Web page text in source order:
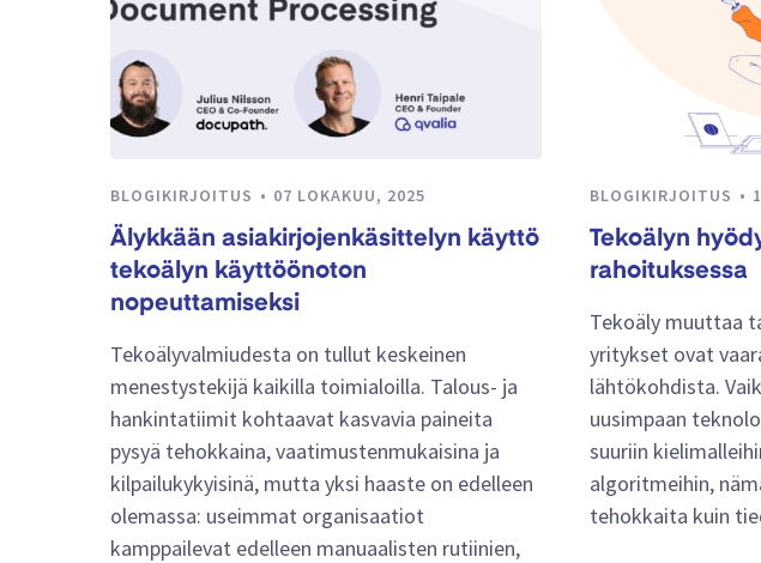
BLOGIKIRJOITUS 07 LOKAKUU, 2025
Älykkään asiakirjojenkäsittelyn käyttö
tekoälyn käyttöönoton
nopeuttamiseksi
Tekoälyvalmiudesta on tullut keskeinen
menestystekijä kaikilla toimialoilla. Talous- ja
hankintatiimit kohtaavat kasvavia paineita
pysyä tehokkaina, vaatimustenmukaisina ja
kilpailukykyisinä, mutta yksi haaste on edelleen
olemassa: useimmat organisaatiot
kamppailevat edelleen manuaalisten rutiinien,
BLOGIKIRJOITUS
Tekoälyn
rahoituksessa
Tekoäly muuttaa
yritykset ovat
lähtökohdista.
uusimpaan
suuriin
algoritmeihin,
tehokkaita kuin